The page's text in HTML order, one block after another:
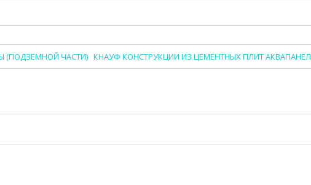
(ПОДЗЕМНОЙ ЧАСТИ) КНАУФ КОНСТРУКЦИИ ИЗ ЦЕМЕНТНЫХ ПЛИТ